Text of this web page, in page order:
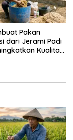
Pakan
dari Jerami Padi
Kualitas